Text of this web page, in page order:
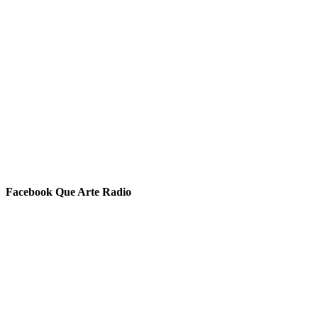
Facebook Que Arte Radio